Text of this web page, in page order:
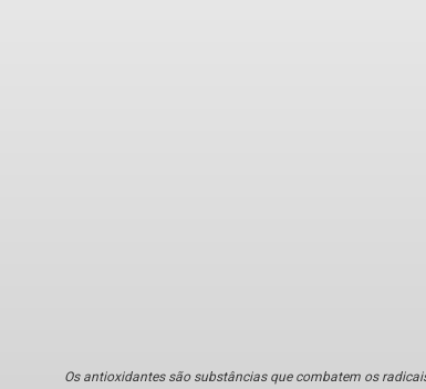
Os antioxidantes são substâncias que combatem os